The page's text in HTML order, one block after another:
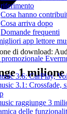
riferimento
Cosa hanno
Cosa arriva dopo
Domande frequenti
app lettore
3.6: CarPlay,
3.1: Crossfade,
raggiunge 3
delle
di download:
1